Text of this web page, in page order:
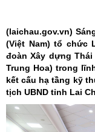
(laichau.gov.vn)
(Việt Nam) tổ chức
đoàn Xây dựng
Trung Hoa) trong
kết cấu hạ tầng kỹ
tịch UBND tỉnh Lai